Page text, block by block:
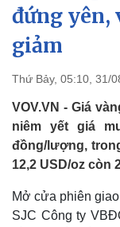
Đảng
Tổ chức nhân sự
Quốc hội
Nhận diện sự thật
đứng yên,
giảm
Thứ Bảy, 05:10, 31/
VOV.VN - Giá
niêm yết giá
đồng/lượng,
12,2 USD/oz còn
Mở cửa phiên
SJC Công ty